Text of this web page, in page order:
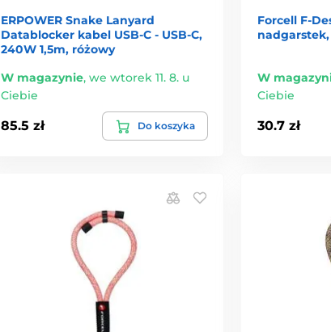
ERPOWER Snake Lanyard
Datablocker kabel USB-C - USB-C,
240W 1,5m, różowy
W magazynie, we wtorek 11. 8. u
Ciebie
85.5 zł Do koszyka
Forcell F-
nadgarstek,
W
Ciebie
30.7 zł